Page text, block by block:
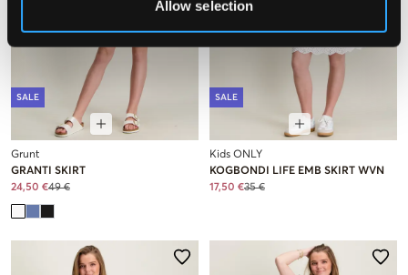
Allow selection
SALE
Grunt
GRANTI SKIRT
24,50 €49 €
SALE
Kids ONLY
KOGBONDI LIFE EMB SKIRT WVN
17,50 €35 €